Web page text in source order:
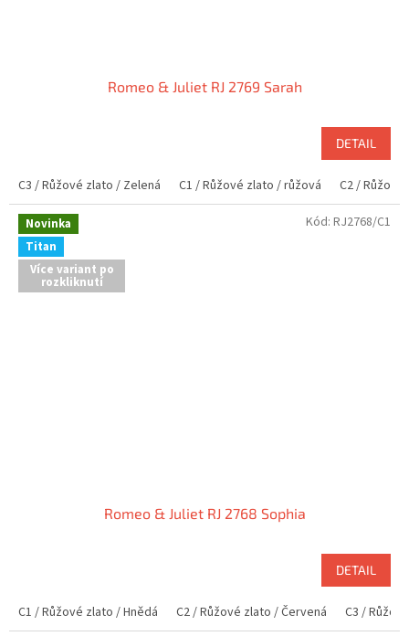
Romeo & Juliet RJ 2769 Sarah
DETAIL
C3 / Růžové zlato / Zelená C1 / Růžové zlato / růžová C2 /
Novinka
Titan
Více variant po
rozkliknutí
Romeo & Juliet RJ 2768 Sophia
DETAIL
C1 / Růžové zlato / Hnědá C2 / Růžové zlato / Červená C3 /
Kód: RJ2768/C1